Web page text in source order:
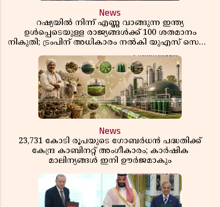
News
റഷ്യയിൽ നിന്ന് എണ്ണ വാങ്ങുന്ന ഇന്ത്യ
ഉൾപ്പെടെയുള്ള രാജ്യങ്ങൾക്ക് 100 ശതമാനം
നികുതി; ട്രംപിന് അധികാരം നൽകി യുഎസ് സെനറ്റ്
News
23,731 കോടി രൂപയുടെ ഗോബർധൻ പദ്ധതിക്ക്
കേന്ദ്ര കാബിനറ്റ് അംഗീകാരം; കാർഷിക
മാലിന്യങ്ങൾ ഇനി ഊർജമാകും